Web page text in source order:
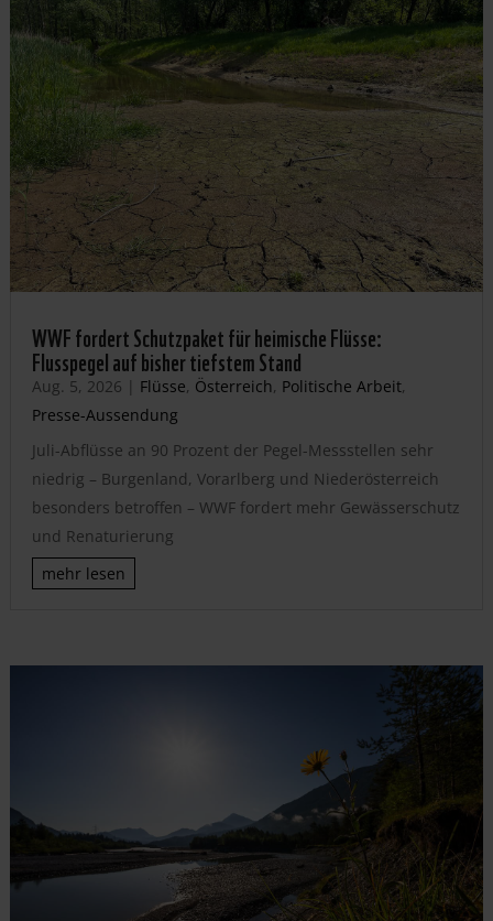
WWF fordert Schutzpaket für heimische Flüsse:
Flusspegel auf bisher tiefstem Stand
Aug. 5, 2026 | Flüsse, Österreich, Politische Arbeit,
Presse-Aussendung
Juli-Abflüsse an 90 Prozent der Pegel-Messstellen sehr
niedrig – Burgenland, Vorarlberg und Niederösterreich
besonders betroffen – WWF fordert mehr Gewässerschutz
und Renaturierung
mehr lesen